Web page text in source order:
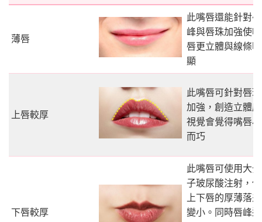
薄唇
此嘴唇還能針對唇
峰與唇珠加強使嘴
唇更立體與線條明
顯
上唇較厚
此嘴唇可針對唇珠
加強，創造立體感
視覺會覺得嘴唇小
而巧
下唇較厚
此嘴唇可使用大分
子玻尿酸注射，使
上下唇的厚薄落差
變小。同時唇峰邊